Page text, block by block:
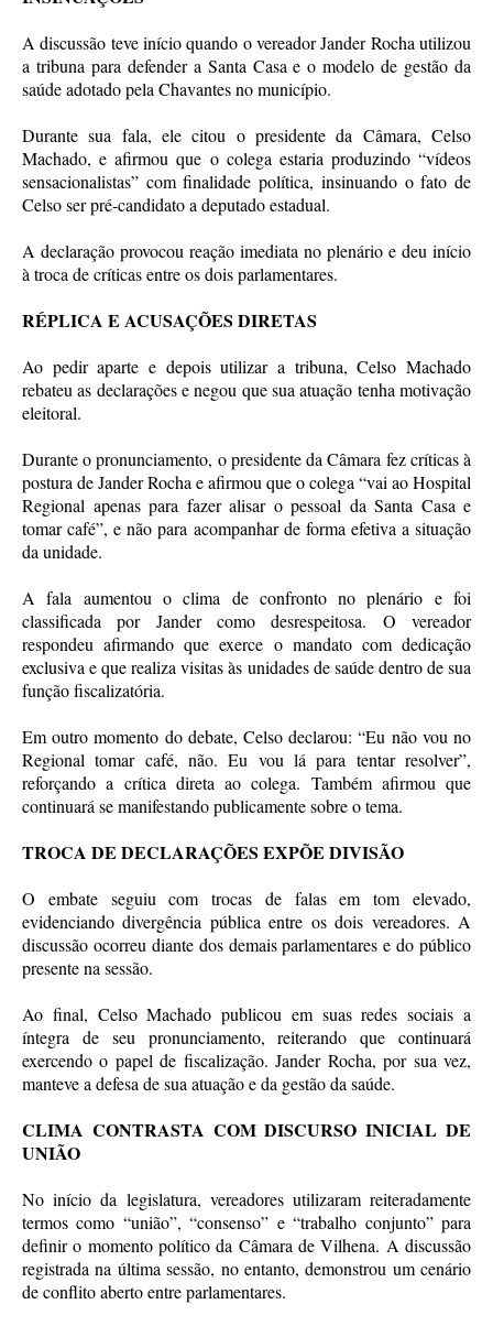
A discussão teve início quando o vereador Jander Rocha utilizou
a tribuna para defender a Santa Casa e o modelo de gestão da
saúde adotado pela Chavantes no município.
Durante sua fala, ele citou o presidente da Câmara, Celso
Machado, e afirmou que o colega estaria produzindo “vídeos
sensacionalistas” com finalidade política, insinuando o fato de
Celso ser pré-candidato a deputado estadual.
A declaração provocou reação imediata no plenário e deu início
à troca de críticas entre os dois parlamentares.
RÉPLICA E ACUSAÇÕES DIRETAS
Ao pedir aparte e depois utilizar a tribuna, Celso Machado
rebateu as declarações e negou que sua atuação tenha motivação
eleitoral.
Durante o pronunciamento, o presidente da Câmara fez críticas à
postura de Jander Rocha e afirmou que o colega “vai ao Hospital
Regional apenas para fazer alisar o pessoal da Santa Casa e
tomar café”, e não para acompanhar de forma efetiva a situação
da unidade.
A fala aumentou o clima de confronto no plenário e foi
classificada por Jander como desrespeitosa. O vereador
respondeu afirmando que exerce o mandato com dedicação
exclusiva e que realiza visitas às unidades de saúde dentro de sua
função fiscalizatória.
Em outro momento do debate, Celso declarou: “Eu não vou no
Regional tomar café, não. Eu vou lá para tentar resolver”,
reforçando a crítica direta ao colega. Também afirmou que
continuará se manifestando publicamente sobre o tema.
TROCA DE DECLARAÇÕES EXPÕE DIVISÃO
O embate seguiu com trocas de falas em tom elevado,
evidenciando divergência pública entre os dois vereadores. A
discussão ocorreu diante dos demais parlamentares e do público
presente na sessão.
Ao final, Celso Machado publicou em suas redes sociais a
íntegra de seu pronunciamento, reiterando que continuará
exercendo o papel de fiscalização. Jander Rocha, por sua vez,
manteve a defesa de sua atuação e da gestão da saúde.
CLIMA CONTRASTA COM DISCURSO INICIAL DE
UNIÃO
No início da legislatura, vereadores utilizaram reiteradamente
termos como “união”, “consenso” e “trabalho conjunto” para
definir o momento político da Câmara de Vilhena. A discussão
registrada na última sessão, no entanto, demonstrou um cenário
de conflito aberto entre parlamentares.